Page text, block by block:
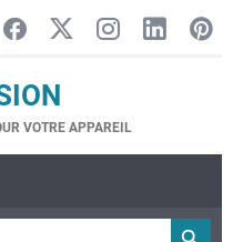
VOTRE APPAREIL